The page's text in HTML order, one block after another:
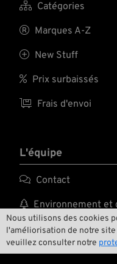
Nous utilisons des cookies
l'améliorisation de notre
veuillez consulter notre
 Catégories
 Marques A-Z
 New Stuff
 Prix surbaissés
 Frais d'envoi
L'équipe
 Contact
 Environnement et
 Notre histoire
 Wrecking Crew